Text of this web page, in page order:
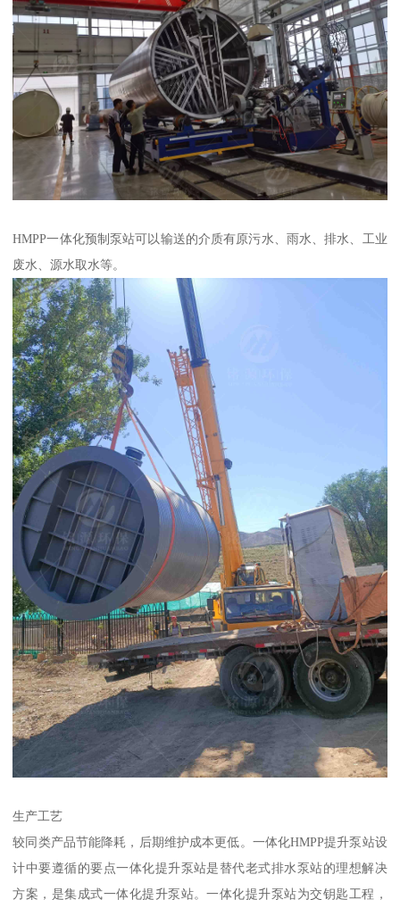
HMPP一体化预制泵站可以输送的介质有原污水、雨水、排水、工业
废水、源水取水等。
生产工艺
较同类产品节能降耗，后期维护成本更低。一体化HMPP提升泵站设
计中要遵循的要点一体化提升泵站是替代老式排水泵站的理想解决
方案，是集成式一体化提升泵站。一体化提升泵站为交钥匙工程，